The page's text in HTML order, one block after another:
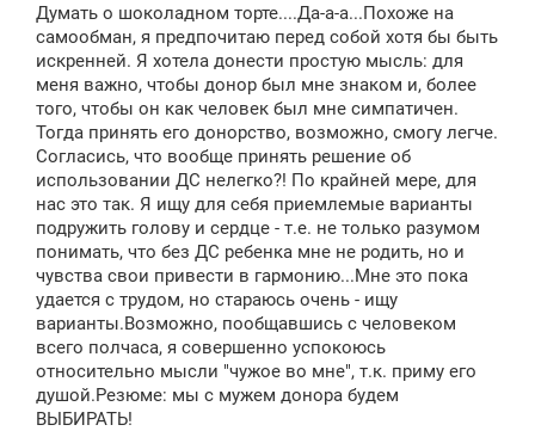
б
щ
н
и
Думать о шоколадном торте....Да-а-а...Похоже на
самообман, я предпочитаю перед собой хотя бы быть
искренней. Я хотела донести простую мысль: для
меня важно, чтобы донор был мне знаком и, более
того, чтобы он как человек был мне симпатичен.
Тогда принять его донорство, возможно, смогу легче.
Согласись, что вообще принять решение об
использовании ДС нелегко?! По крайней мере, для
нас это так. Я ищу для себя приемлемые варианты
подружить голову и сердце - т.е. не только разумом
понимать, что без ДС ребенка мне не родить, но и
чувства свои привести в гармонию...Мне это пока
удается с трудом, но стараюсь очень - ищу
варианты.Возможно, пообщавшись с человеком
всего полчаса, я совершенно успокоюсь
относительно мысли "чужое во мне", т.к. приму его
душой.Резюме: мы с мужем донора будем
ВЫБИРАТЬ!